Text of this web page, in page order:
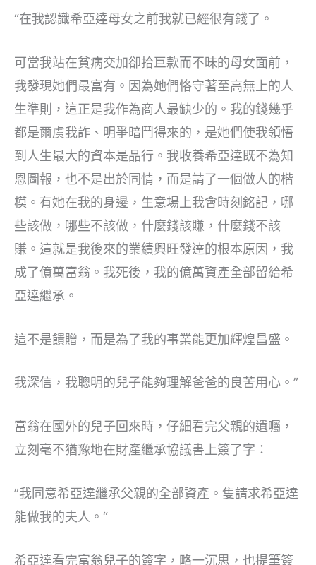
“在我認識希亞達母女之前我就已經很有錢了。
可當我站在貧病交加卻拾巨款而不昧的母女面前，
我發現她們最富有。因為她們恪守著至高無上的人
生準則，這正是我作為商人最缺少的。我的錢幾乎
都是爾虞我詐、明爭暗鬥得來的，是她們使我領悟
到人生最大的資本是品行。我收養希亞達既不為知
恩圖報，也不是出於同情，而是請了一個做人的楷
模。有她在我的身邊，生意場上我會時刻銘記，哪
些該做，哪些不該做，什麼錢該賺，什麼錢不該
賺。這就是我後來的業績興旺發達的根本原因，我
成了億萬富翁。我死後，我的億萬資產全部留給希
亞達繼承。
這不是饋贈，而是為了我的事業能更加輝煌昌盛。
我深信，我聰明的兒子能夠理解爸爸的良苦用心。”
富翁在國外的兒子回來時，仔細看完父親的遺囑，
立刻毫不猶豫地在財產繼承協議書上簽了字：
”我同意希亞達繼承父親的全部資產。隻請求希亞達
能做我的夫人。“
希亞達看完富翁兒子的簽字，略一沉思，也提筆簽